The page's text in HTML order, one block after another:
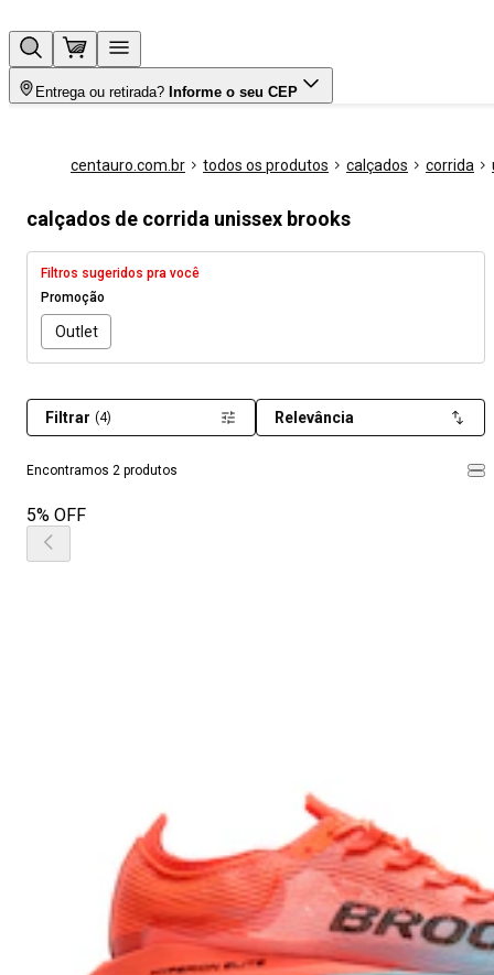
Entrega ou retirada? Informe o seu CEP
centauro.com.br todos os produtos calçados corrida
calçados de corrida unissex brooks
Filtros sugeridos pra você
Promoção
Outlet
Encontramos 2 produtos
Filtrar (4) Relevância
5% OFF